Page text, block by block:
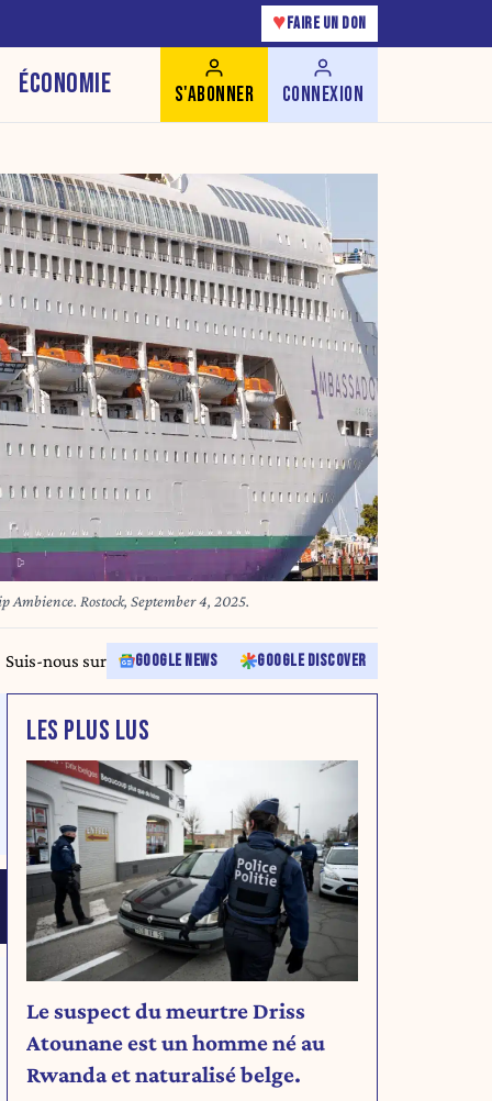
♥ FAIRE UN DON
ÉCONOMIE S'ABONNER CONNEXION
Ambience. Rostock, September 4, 2025.
Suis-nous sur GOOGLE NEWS GOOGLE DISCOVER
LES PLUS LUS
Le suspect du meurtre Driss
Atounane est un homme né au
Rwanda et naturalisé belge.